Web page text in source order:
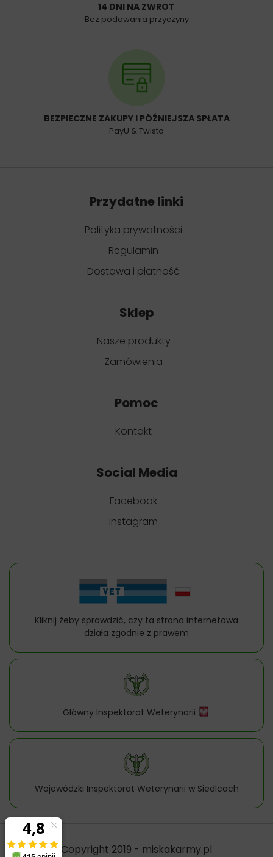
14 DNI NA ZWROT
Bez podawania przyczyny
BEZPIECZNE ZAKUPY I PÓŹNIEJSZA SPŁATA
PayU & Twisto
Przydatne linki
Polityka prywatności
Regulamin
Dostawa i płatność
Sklep
Nasze produkty
Zamówienia
Pomoc
Kontakt
Social Media
Facebook
Instagram
Kliknij żeby sprawdzić, czy ta strona internetowa
działa zgodnie z prawem
Główny Inspektorat Weterynarii
Wojewódzki Inspektorat Weterynarii w Siedlcach
Copyright 2019 - miskakarmy.pl